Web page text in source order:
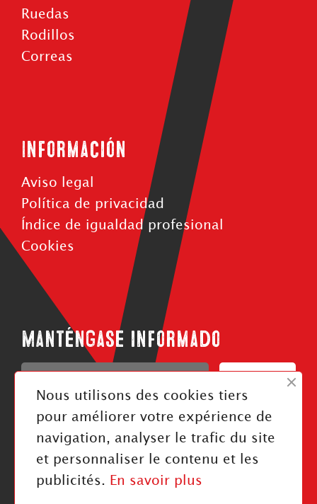
Ruedas
Rodillos
Correas
Información
Aviso legal
Política de privacidad
Índice de igualdad profesional
Cookies
Manténgase informado
J'ai pris connaissance de la politique de confidentialité
Síganos
Nous utilisons des cookies tiers
pour améliorer votre expérience de
navigation, analyser le trafic du site
et personnaliser le contenu et les
publicités. En savoir plus